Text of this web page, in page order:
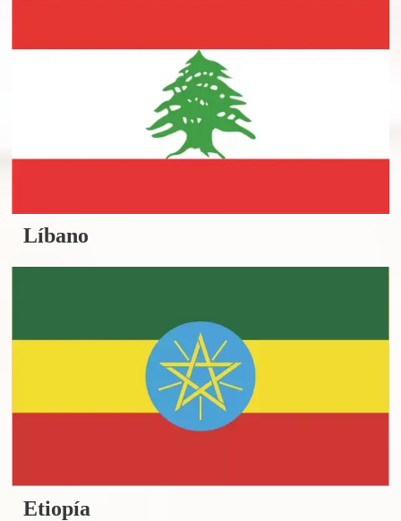
Líbano
Etiopía